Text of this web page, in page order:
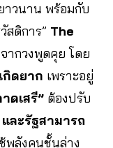
าวนาน พร้อมกับ
สดิการ” The
ากวงพูดคุย โดย
กิดยาก เพราะอยู่
ดเสรี” ต้องปรับ
ละรัฐสามารถ
พลังคนชั้นล่าง